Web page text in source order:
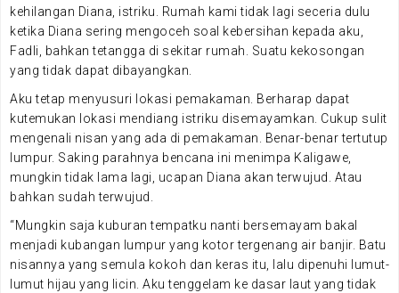
kehilangan Diana, istriku. Rumah kami tidak lagi seceria dulu
ketika Diana sering mengoceh soal kebersihan kepada aku,
Fadli, bahkan tetangga di sekitar rumah. Suatu kekosongan
yang tidak dapat dibayangkan.
Aku tetap menyusuri lokasi pemakaman. Berharap dapat
kutemukan lokasi mendiang istriku disemayamkan. Cukup sulit
mengenali nisan yang ada di pemakaman. Benar-benar tertutup
lumpur. Saking parahnya bencana ini menimpa Kaligawe,
mungkin tidak lama lagi, ucapan Diana akan terwujud. Atau
bahkan sudah terwujud.
“Mungkin saja kuburan tempatku nanti bersemayam bakal
menjadi kubangan lumpur yang kotor tergenang air banjir. Batu
nisannya yang semula kokoh dan keras itu, lalu dipenuhi lumut-
lumut hijau yang licin. Aku tenggelam ke dasar laut yang tidak